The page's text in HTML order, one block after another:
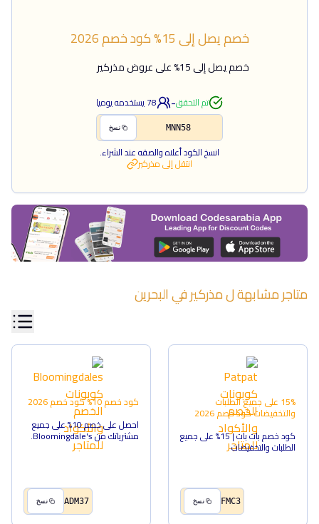
خصم يصل إلى 15% كود خصم2026
خصم يصل إلى 15% على عروض مذركير
تم التحقق-
78يستخدمه يوميا
MNN58 نسخ
انسخ الكود أعلاه والصقه عند الشراء.
انتقل إلىمذركير
متاجر مشابهة لمذركيرفيالبحرين
15% على جميع الطلبات
والتخفيضاتكود خصم2026
كود خصم بات بات | 15% على جميع
الطلبات والتخفيضات
FMC3 نسخ
كود خصم 10% كود خصم2026
احصل على خصم 10% على جميع
مشترياتك من Bloomingdale's.
ADM37 نسخ